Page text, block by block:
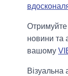
новини та
вашому
Візуальна